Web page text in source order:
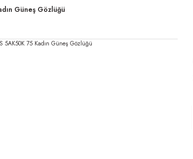
Güneş Gözlüğü